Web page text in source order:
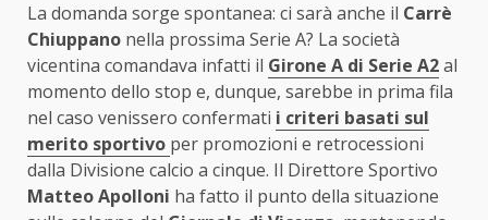
La domanda sorge spontanea: ci sarà anche il Carrè
Chiuppano nella prossima Serie A? La società
vicentina comandava infatti il Girone A di Serie A2al
momento dello stop e, dunque, sarebbe in prima fila
nel caso venissero confermati i criteri basati sul
merito sportivo per promozioni e retrocessioni
dalla Divisione calcio a cinque. Il Direttore Sportivo
Matteo Apolloni ha fatto il punto della situazione